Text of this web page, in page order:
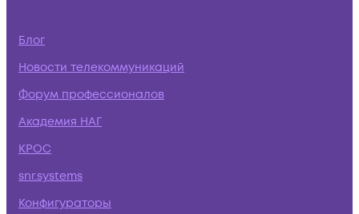
Блог
Новости телекоммуникаций
Форум профессионалов
Академия НАГ
КРОС
snr.systems
Конфигураторы